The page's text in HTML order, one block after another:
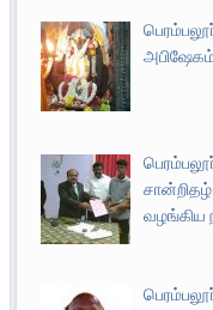
வழங்கிய